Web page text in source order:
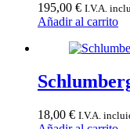
195,00 € I.V.A.
Añadir al carrito
18,00 € I.V.A.